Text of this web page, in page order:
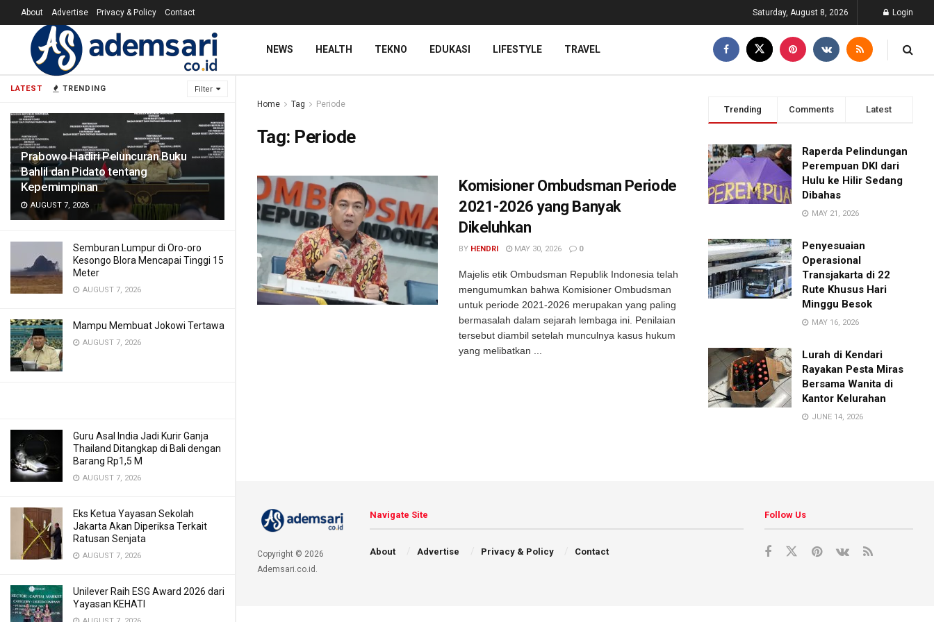
LATEST TRENDING Filter
Prabowo Hadiri Peluncuran Buku
Bahlil dan Pidato tentang
Kepemimpinan
AUGUST 7, 2026
Semburan Lumpur di Oro-oro
Kesongo Blora Mencapai Tinggi 15
Meter
AUGUST 7, 2026
Mampu Membuat Jokowi Tertawa
AUGUST 7, 2026
Guru Asal India Jadi Kurir Ganja
Thailand Ditangkap di Bali dengan
Barang Rp1,5 M
AUGUST 7, 2026
Eks Ketua Yayasan Sekolah
Jakarta Akan Diperiksa Terkait
Ratusan Senjata
AUGUST 7, 2026
Unilever Raih ESG Award 2026 dari
Yayasan KEHATI
About Advertise Privacy & Policy Contact Saturday, August 8, 2026 Login
NEWS HEALTH TEKNO EDUKASI LIFESTYLE TRAVEL
Home Tag Periode
Tag: Periode
Komisioner Ombudsman Periode
2021-2026 yang Banyak
Dikeluhkan
BY HENDRI MAY 30, 2026 0
Majelis etik Ombudsman Republik Indonesia telah
mengumumkan bahwa Komisioner Ombudsman
untuk periode 2021-2026 merupakan yang paling
bermasalah dalam sejarah lembaga ini. Penilaian
tersebut diambil setelah munculnya kasus hukum
yang melibatkan ...
Trending Comments Latest
Raperda Pelindungan
Perempuan DKI dari
Hulu ke Hilir Sedang
Dibahas
MAY 21, 2026
Penyesuaian
Operasional
Transjakarta di 22
Rute Khusus Hari
Minggu Besok
MAY 16, 2026
Lurah di Kendari
Rayakan Pesta Miras
Bersama Wanita di
Kantor Kelurahan
JUNE 14, 2026
Copyright © 2026
Ademsari.co.id.
Navigate Site
About Advertise Privacy & Policy Contact
Follow Us